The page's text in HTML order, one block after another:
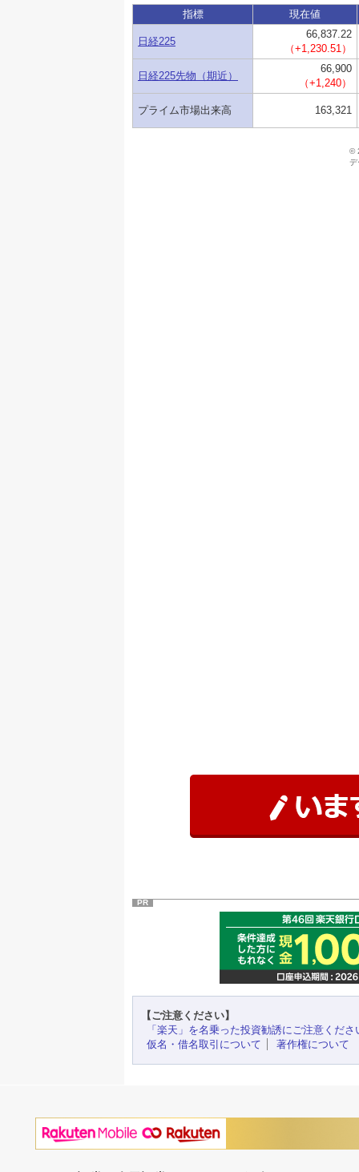
PR
【ご注意ください】
「楽天」を名乗った投資勧誘にご注意くださ
仮名・借名取引について
著作権について